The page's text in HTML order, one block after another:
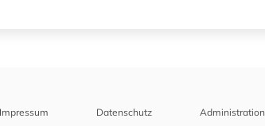
Impressum Datenschutz Administration